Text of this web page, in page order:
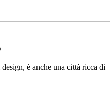
è anche una città ricca di